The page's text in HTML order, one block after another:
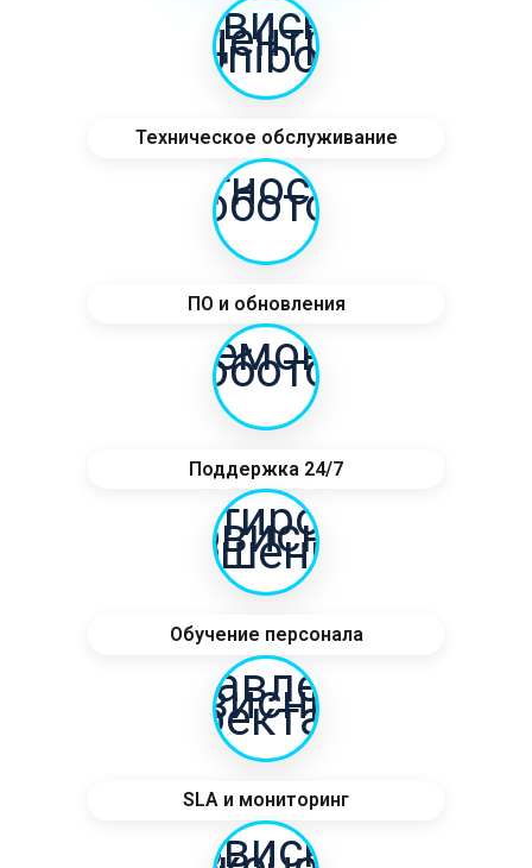
Техническое обслуживание
ПО и обновления
Поддержка 24/7
Обучение персонала
SLA и мониторинг